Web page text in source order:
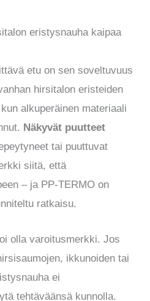
eristysnauha kaipaa
etu on sen soveltuvuus
hirsitalon eristeiden
alkuperäinen materiaali
Näkyvät puutteet
tai puuttuvat
siitä, että
– ja PP-TERMO on
ratkaisu.
olla varoitusmerkki. Jos
ikkunoiden tai
ei
tehtäväänsä kunnolla.